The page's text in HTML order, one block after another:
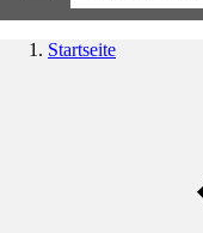
Startseite